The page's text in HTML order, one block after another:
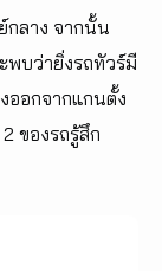
ลาง จากนั้น
พบว่ายิ่งรถทัวร์มี
ออกจากแกนตั้ง
ของรถรู้สึก